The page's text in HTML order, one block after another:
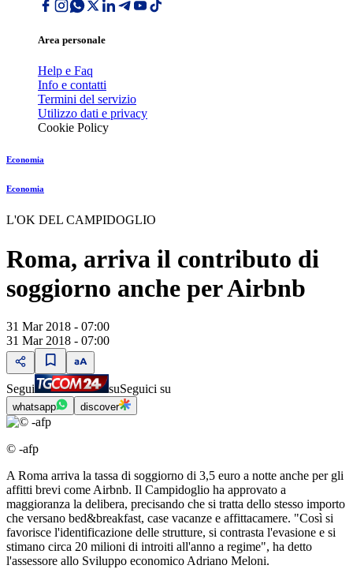
Area personale
Help e Faq
Info e contatti
Termini del servizio
Utilizzo dati e privacy
Cookie Policy
Economia
Economia
L'OK DEL CAMPIDOGLIO
Roma, arriva il contributo di
soggiorno anche per Airbnb
31 Mar 2018 - 07:00
31 Mar 2018 - 07:00
Segui suSeguici su
whatsapp discover
© -afp
A Roma arriva la tassa di soggiorno di 3,5 euro a notte anche per gli
affitti brevi come Airbnb. Il Campidoglio ha approvato a
maggioranza la delibera, precisando che si tratta dello stesso importo
che versano bed&breakfast, case vacanze e affittacamere. "Così si
favorisce l'identificazione delle strutture, si contrasta l'evasione e si
stimano circa 20 milioni di introiti all'anno a regime", ha detto
l'assessore allo Sviluppo economico Adriano Meloni.